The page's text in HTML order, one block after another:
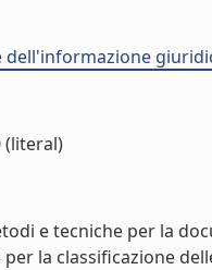
(literal)
e tecniche per la
la classificazione